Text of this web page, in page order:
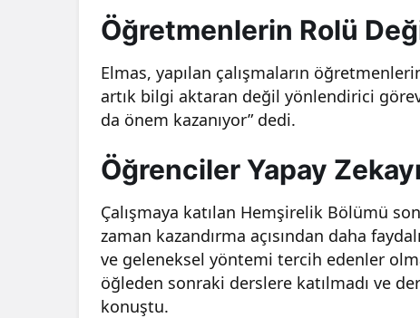
Öğretmenlerin Rolü
Elmas, yapılan çalışmaların
artık bilgi aktaran değil yönlendirici
da önem kazanıyor” dedi.
Öğrenciler Yapay
Çalışmaya katılan Hemşirelik Bölümü
zaman kazandırma açısından daha
ve geleneksel yöntemi tercih edenler
öğleden sonraki derslere katılmadı ve
konuştu.